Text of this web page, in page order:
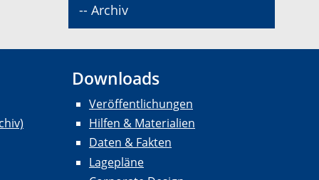
-- Archiv
Downloads
Veröffentlichungen
Hilfen & Materialien
Daten & Fakten
Lagepläne